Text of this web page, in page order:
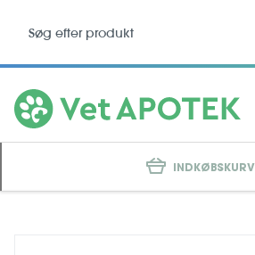
INDKØBSKURV